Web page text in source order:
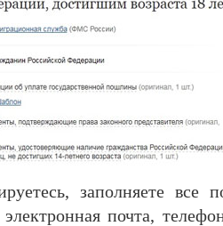
заполняете все
почта,